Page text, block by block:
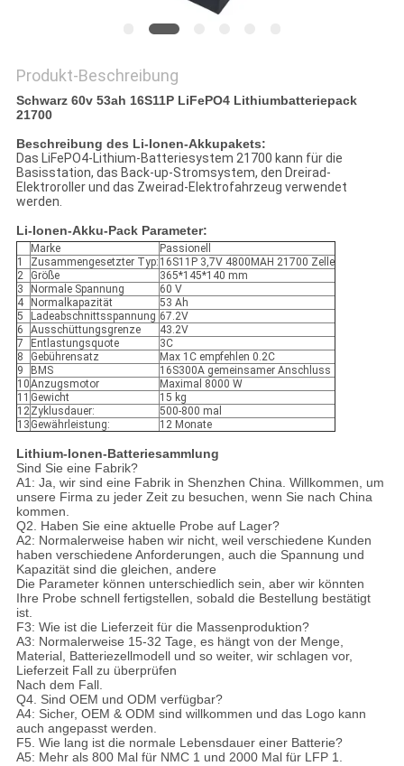
Produkt-Beschreibung
Schwarz 60v 53ah 16S11P LiFePO4 Lithiumbatteriepack
21700
Beschreibung des Li-Ionen-Akkupakets:
Das LiFePO4-Lithium-Batteriesystem 21700 kann für die
Basisstation, das Back-up-Stromsystem, den Dreirad-
Elektroroller und das Zweirad-Elektrofahrzeug verwendet
werden.
Li-Ionen-Akku-Pack Parameter:
Marke
Passionell
1
Zusammengesetzter Typ: 16S11P 3,7V 4800MAH 21700 Zelle
2
Größe
365*145*140 mm
3
Normale Spannung
60 V
4
Normalkapazität
53 Ah
5
Ladeabschnittsspannung 67.2V
6
Ausschüttungsgrenze
43.2V
7
Entlastungsquote
3C
8
Gebührensatz
Max 1C empfehlen 0.2C
9
BMS
16S300A gemeinsamer Anschluss
10Anzugsmotor
Maximal 8000 W
11 Gewicht
15 kg
12Zyklusdauer:
500-800 mal
13 Gewährleistung: 12 Monate
Lithium-Ionen-Batteriesammlung
Sind Sie eine Fabrik?
A1: Ja, wir sind eine Fabrik in Shenzhen China. Willkommen, um
unsere Firma zu jeder Zeit zu besuchen, wenn Sie nach China
kommen.
Q2. Haben Sie eine aktuelle Probe auf Lager?
A2: Normalerweise haben wir nicht, weil verschiedene Kunden
haben verschiedene Anforderungen, auch die Spannung und
Kapazität sind die gleichen, andere
Die Parameter können unterschiedlich sein, aber wir könnten
Ihre Probe schnell fertigstellen, sobald die Bestellung bestätigt
ist.
F3: Wie ist die Lieferzeit für die Massenproduktion?
A3: Normalerweise 15-32 Tage, es hängt von der Menge,
Material, Batteriezellmodell und so weiter, wir schlagen vor,
Lieferzeit Fall zu überprüfen
Nach dem Fall.
Q4. Sind OEM und ODM verfügbar?
A4: Sicher, OEM & ODM sind willkommen und das Logo kann
auch angepasst werden.
F5. Wie lang ist die normale Lebensdauer einer Batterie?
A5: Mehr als 800 Mal für NMC 1 und 2000 Mal für LFP 1.